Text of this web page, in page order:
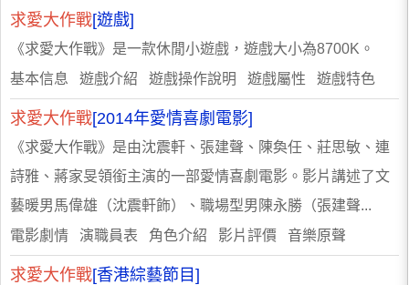
求愛大作戰[遊戲]
《求愛大作戰》是一款休閒小遊戲，遊戲大小為8700K。
基本信息 遊戲介紹 遊戲操作說明 遊戲屬性 遊戲特色
求愛大作戰[2014年愛情喜劇電影]
《求愛大作戰》是由沈震軒、張建聲、陳奐任、莊思敏、連
詩雅、蔣家旻領銜主演的一部愛情喜劇電影。影片講述了文
藝暖男馬偉雄（沈震軒飾）、職場型男陳永勝（張建聲...
電影劇情 演職員表 角色介紹 影片評價 音樂原聲
求愛大作戰[香港綜藝節目]